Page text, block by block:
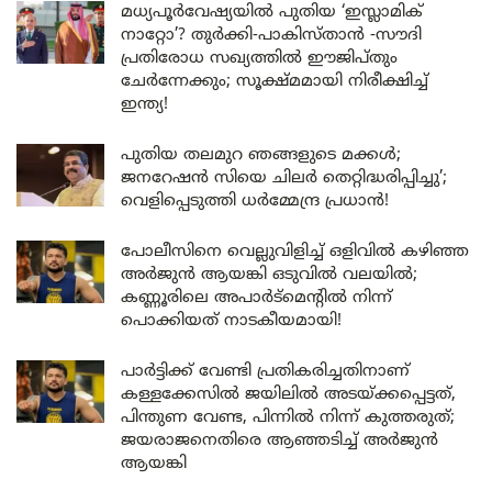
മധ്യപൂർവേഷ്യയിൽ പുതിയ ‘ഇസ്ലാമിക്
നാറ്റോ’? തുർക്കി-പാകിസ്താൻ -സൗദി
പ്രതിരോധ സഖ്യത്തിൽ ഈജിപ്തും
ചേർന്നേക്കും; സൂക്ഷ്മമായി നിരീക്ഷിച്ച്
ഇന്ത്യ!
പുതിയ തലമുറ ഞങ്ങളുടെ മക്കൾ;
ജനറേഷൻ സിയെ ചിലർ തെറ്റിദ്ധരിപ്പിച്ചു’;
വെളിപ്പെടുത്തി ധർമ്മേന്ദ്ര പ്രധാൻ!
പോലീസിനെ വെല്ലുവിളിച്ച് ഒളിവിൽ കഴിഞ്ഞ
അർജുൻ ആയങ്കി ഒടുവിൽ വലയിൽ;
കണ്ണൂരിലെ അപാർട്മെന്റിൽ നിന്ന്
പൊക്കിയത് നാടകീയമായി!
പാർട്ടിക്ക് വേണ്ടി പ്രതികരിച്ചതിനാണ്
കള്ളക്കേസിൽ ജയിലിൽ അടയ്ക്കപ്പെട്ടത്,
പിന്തുണ വേണ്ട, പിന്നിൽ നിന്ന് കുത്തരുത്;
ജയരാജനെതിരെ ആഞ്ഞടിച്ച് അർജുൻ
ആയങ്കി